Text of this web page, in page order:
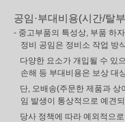
공임·부대비용(시간/탈
- 중고부품의 특성상, 부품 하
정비 공임은 정비소 작업 방
다양한 요소가 개입될 수 있
손해 등 부대비용은 보상 대
단, 오배송(주문한 제품과 상
임 발생이 통상적으로 예견
당사 정책에 따라 예외적으